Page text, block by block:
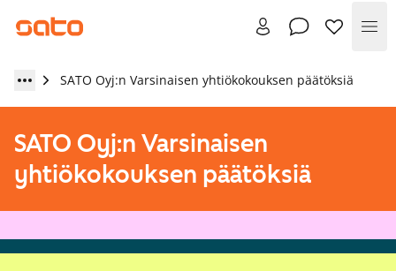
SATO Oyj:n Varsinaisen yhtiökokouksen päätöksiä
SATO Oyj:n Varsinaisen
yhtiökokouksen päätöksiä